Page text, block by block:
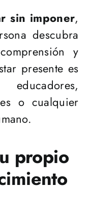
sin imponer,
descubra
y
presente es
o cualquier
propio